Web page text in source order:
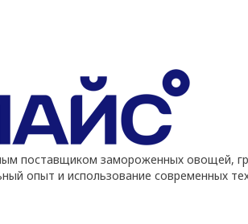
поставщиком замороженных овощей,
опыт и использование современных